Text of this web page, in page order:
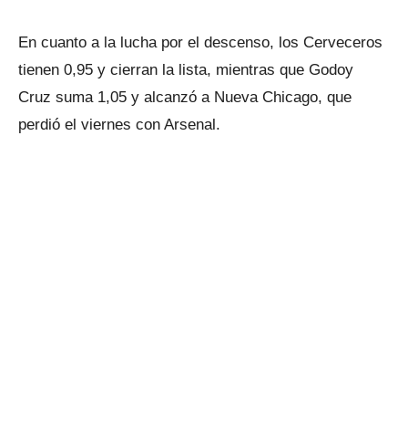
En cuanto a la lucha por el descenso, los Cerveceros
tienen 0,95 y cierran la lista, mientras que Godoy
Cruz suma 1,05 y alcanzó a Nueva Chicago, que
perdió el viernes con Arsenal.